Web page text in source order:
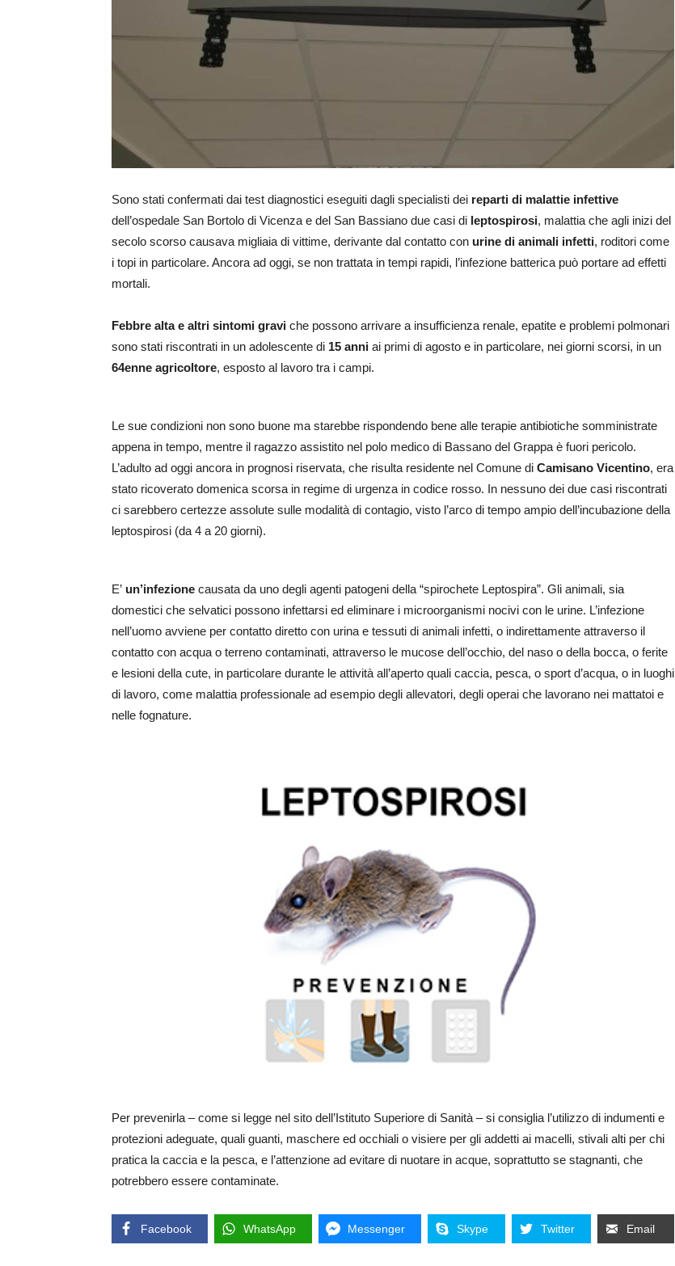
Sono stati confermati dai test diagnostici eseguiti dagli specialisti dei reparti di malattie infettive
dell’ospedale San Bortolo di Vicenza e del San Bassiano due casi di leptospirosi, malattia che agli inizi del
secolo scorso causava migliaia di vittime, derivante dal contatto con urine di animali infetti, roditori come
i topi in particolare. Ancora ad oggi, se non trattata in tempi rapidi, l’infezione batterica può portare ad effetti
mortali.
Febbre alta e altri sintomi gravi che possono arrivare a insufficienza renale, epatite e problemi polmonari
sono stati riscontrati in un adolescente di 15 anni ai primi di agosto e in particolare, nei giorni scorsi, in un
64enne agricoltore, esposto al lavoro tra i campi.
Le sue condizioni non sono buone ma starebbe rispondendo bene alle terapie antibiotiche somministrate
appena in tempo, mentre il ragazzo assistito nel polo medico di Bassano del Grappa è fuori pericolo.
L’adulto ad oggi ancora in prognosi riservata, che risulta residente nel Comune di Camisano Vicentino, era
stato ricoverato domenica scorsa in regime di urgenza in codice rosso. In nessuno dei due casi riscontrati
ci sarebbero certezze assolute sulle modalità di contagio, visto l’arco di tempo ampio dell’incubazione della
leptospirosi (da 4 a 20 giorni).
E’ un’infezione causata da uno degli agenti patogeni della “spirochete Leptospira”. Gli animali, sia
domestici che selvatici possono infettarsi ed eliminare i microorganismi nocivi con le urine. L’infezione
nell’uomo avviene per contatto diretto con urina e tessuti di animali infetti, o indirettamente attraverso il
contatto con acqua o terreno contaminati, attraverso le mucose dell’occhio, del naso o della bocca, o ferite
e lesioni della cute, in particolare durante le attività all’aperto quali caccia, pesca, o sport d’acqua, o in luoghi
di lavoro, come malattia professionale ad esempio degli allevatori, degli operai che lavorano nei mattatoi e
nelle fognature.
Per prevenirla – come si legge nel sito dell’Istituto Superiore di Sanità – si consiglia l’utilizzo di indumenti e
protezioni adeguate, quali guanti, maschere ed occhiali o visiere per gli addetti ai macelli, stivali alti per chi
pratica la caccia e la pesca, e l’attenzione ad evitare di nuotare in acque, soprattutto se stagnanti, che
potrebbero essere contaminate.
Facebook WhatsApp Messenger Skype Twitter Email